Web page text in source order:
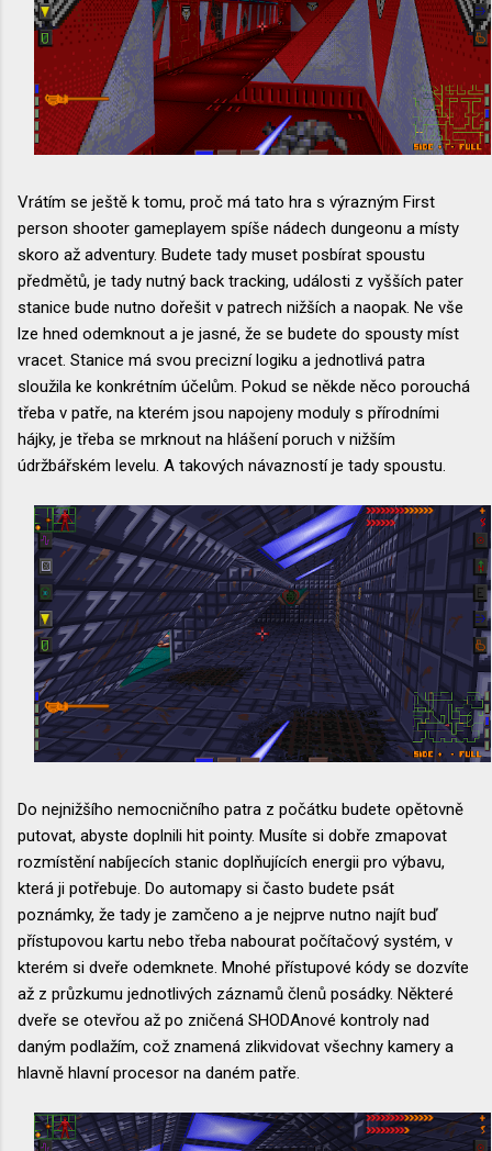
Vrátím se ještě k tomu, proč má tato hra s výrazným First
person shooter gameplayem spíše nádech dungeonu a místy
skoro až adventury. Budete tady muset posbírat spoustu
předmětů, je tady nutný back tracking, události z vyšších pater
stanice bude nutno dořešit v patrech nižších a naopak. Ne vše
lze hned odemknout a je jasné, že se budete do spousty míst
vracet. Stanice má svou precizní logiku a jednotlivá patra
sloužila ke konkrétním účelům. Pokud se někde něco porouchá
třeba v patře, na kterém jsou napojeny moduly s přírodními
hájky, je třeba se mrknout na hlášení poruch v nižším
údržbářském levelu. A takových návazností je tady spoustu.
Do nejnižšího nemocničního patra z počátku budete opětovně
putovat, abyste doplnili hit pointy. Musíte si dobře zmapovat
rozmístění nabíjecích stanic doplňujících energii pro výbavu,
která ji potřebuje. Do automapy si často budete psát
poznámky, že tady je zamčeno a je nejprve nutno najít buď
přístupovou kartu nebo třeba nabourat počítačový systém, v
kterém si dveře odemknete. Mnohé přístupové kódy se dozvíte
až z průzkumu jednotlivých záznamů členů posádky. Některé
dveře se otevřou až po zničená SHODAnové kontroly nad
daným podlažím, což znamená zlikvidovat všechny kamery a
hlavně hlavní procesor na daném patře.